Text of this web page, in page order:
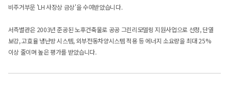
비주거부문 'LH 사장상 금상'을 수여받았습니다.
서측별관은 2003년 준공된 노후건축물로 공공 그린리모델링 지원사업으로 선정, 단열
보강, 고효율 냉난방 시스템, 외부전동차양시스템 적용 등 에너지 소요량을 최대 25%
이상 줄이며 높은 평가를 받았습니다.